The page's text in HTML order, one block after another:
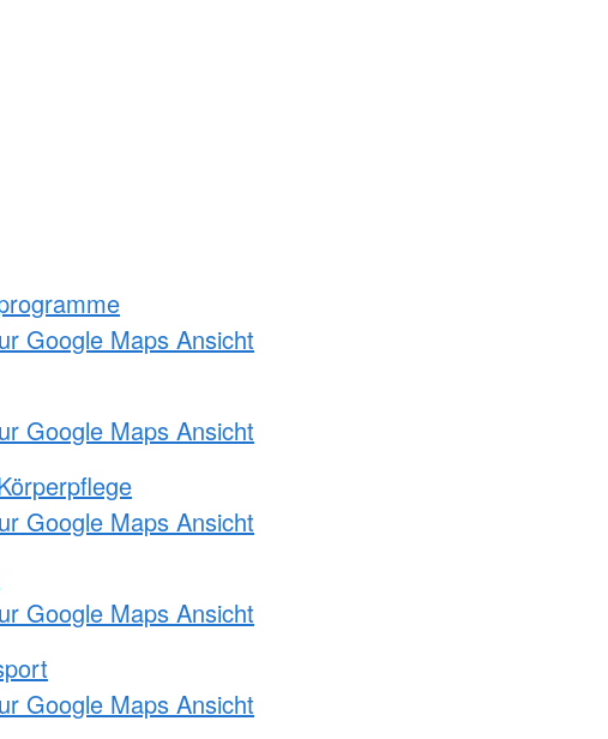
Google Maps Ansicht
Google Maps Ansicht
Google Maps Ansicht
Google Maps Ansicht
Google Maps Ansicht